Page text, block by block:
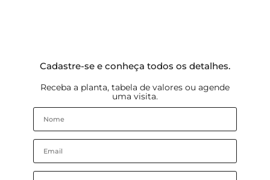
Cadastre-se e conheça todos os detalhes.
Receba a planta, tabela de valores ou agende
uma visita.